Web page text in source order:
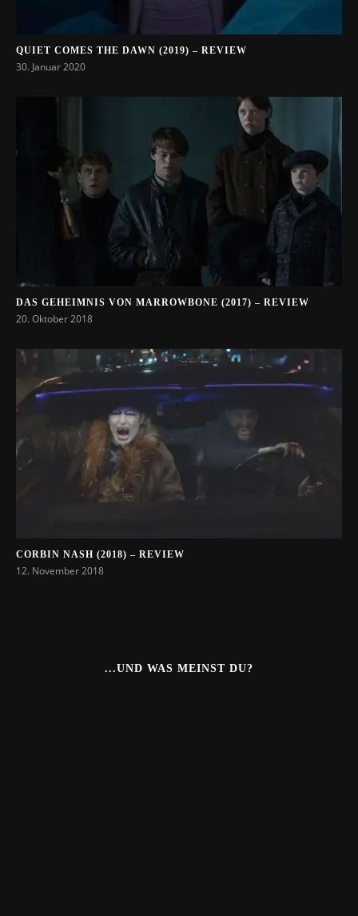
QUIET COMES THE DAWN (2019) – REVIEW
30. Januar 2020
DAS GEHEIMNIS VON MARROWBONE (2017) – REVIEW
20. Oktober 2018
CORBIN NASH (2018) – REVIEW
12. November 2018
...UND WAS MEINST DU?